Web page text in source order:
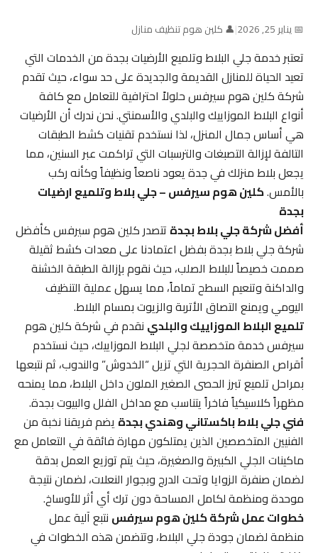
📅 يناير 25, 2026 |👤 كلين هوم تنظيف منازل
تعتبر خدمة جلي البلاط وتلميع الأرضيات بجدة من الخدمات التي
تعيد الحياة للمنازل القديمة والجديدة على حد سواء، حيث تقدم
شركة كلين هوم سيرفس حلولاً احترافية للتعامل مع كافة
أنواع البلاط الموزاييك والبلدي والأسمنتي. نحن ندرك أن الأرضيات
هي أساس جمال المنزل، لذا نستخدم تقنيات كشط الطبقات
التالفة لإزالة التصبغات والترسبات التي تراكمت عبر السنين، مما
يجعل بلاط منزلك في جدة يعود ناصعاً ونظيفاً وكأنه ركب
بالأمس.كلين هوم سيرفس – جلي بلاط وتلميع ارضيات
بجدة
أفضل شركة جلي بلاط بجدةتتصدر كلين هوم سيرفس كأفضل
شركة جلي بلاط بجدة بفضل اعتمادنا على معدات كشط ثقيلة
صممت خصيصاً للبلاط الصلب، حيث نقوم بإزالة الطبقة الخشنة
والداكنة وتنعيم السطح تماماً، مما يسهل عملية التنظيف
اليومي ويمنع التصاق الأتربة والزيوت بمسام البلاط.
تلميع البلاط الموزاييك والبلدينقدم في شركة كلين هوم
سيرفس خدمة متخصصة لجلي البلاط الموزاييك، حيث نستخدم
أقراص الصنفرة الحجرية التي تزيل “الخدوش” والندوب، ثم نتبعها
بمراحل تلميع تبرز الحصى الصغير الملون داخل البلاط، مما يمنحه
مظهراً كلاسيكياً فاخراً يتناسب مع مداخل الفلل والبيوت بجدة.
فني جلي بلاط باكستاني وهندي بجدةيضم فريقنا نخبة من
الفنيين المتخصصين الذين يمتلكون مهارة فائقة في التعامل مع
ماكينات الجلي الكبيرة والصغيرة، حيث يتم توزيع العمل بدقة
لضمان صنفرة الزوايا وتحت الدرج وبجوار النعلات، لضمان نتيجة
موحدة ومنظمة لكامل المساحة دون ترك أي أثر للأوساخ.
خطوات عمل شركة كلين هوم سيرفسنتبع آلية عمل
منظمة لضمان جودة جلي البلاط، وتتضمن هذه الخطوات في